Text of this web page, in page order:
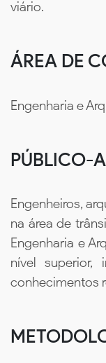
viário.
ÁREA DE
Engenharia e
PÚBLICO-
Engenheiros,
na área de
Engenharia e
nível superior,
conhecimentos